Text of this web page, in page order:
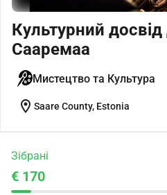
Культурний
Сааремаа
Мистецтво та Культура
location_on Saare County, Estonia
Зібрані
€ 170